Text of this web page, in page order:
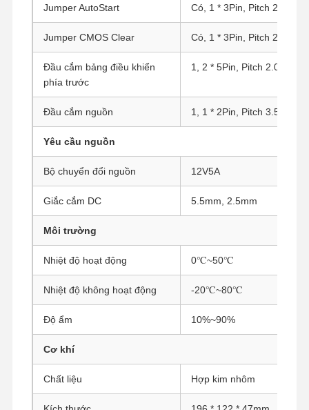
NAS Mini PC
Celeron Mini PC
Core Mini PC
Jumper AutoStart Có, 1 * 3Pin, Pitch 2.0mm
Jumper CMOS Clear Có, 1 * 3Pin, Pitch 2.0mm
Đầu cắm bảng điều khiển
phía trước
1, 2 * 5Pin, Pitch 2.0mm
Đầu cắm nguồn 1, 1 * 2Pin, Pitch 3.5mm,
Yêu cầu nguồn
Bộ chuyển đổi nguồn 12V5A
Giắc cắm DC 5.5mm, 2.5mm
Môi trường
Nhiệt độ hoạt động 0℃~50℃
Nhiệt độ không hoạt động -20℃~80℃
Độ ẩm 10%~90%
Cơ khí
Chất liệu Hợp kim nhôm